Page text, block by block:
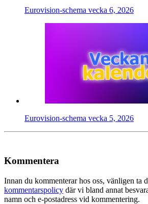
Eurovision-schema vecka 6, 2026
Eurovision-schema vecka 5, 2026
Kommentera
Innan du kommenterar hos oss, vänligen ta
kommentarspolicy där vi bland annat
namn och e-postadress vid kommentering.